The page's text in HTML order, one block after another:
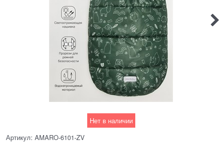
Нет в наличии
Артикул: AMARO-6101-ZV